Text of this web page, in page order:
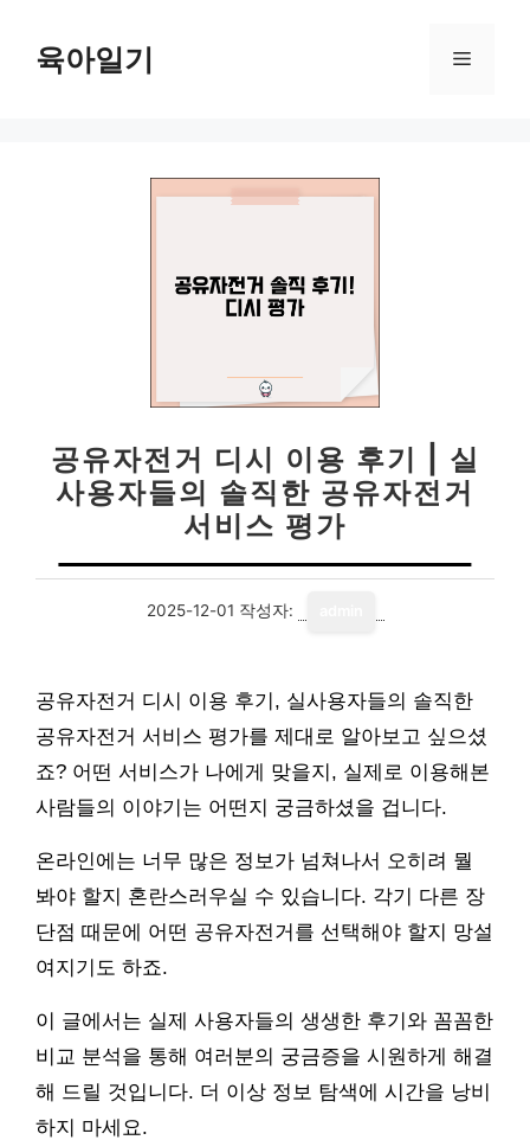
육아일기 메
공유자전거 디시 이용 후기 | 실
사용자들의 솔직한 공유자전거
서비스 평가
2025-12-01 작성자:
공유자전거 디시 이용 후기, 실사용자들의 솔직한
공유자전거 서비스 평가를 제대로 알아보고 싶으셨
죠? 어떤 서비스가 나에게 맞을지, 실제로 이용해본
사람들의 이야기는 어떤지 궁금하셨을 겁니다.
온라인에는 너무 많은 정보가 넘쳐나서 오히려 뭘
봐야 할지 혼란스러우실 수 있습니다. 각기 다른 장
단점 때문에 어떤 공유자전거를 선택해야 할지 망설
여지기도 하죠.
이 글에서는 실제 사용자들의 생생한 후기와 꼼꼼한
비교 분석을 통해 여러분의 궁금증을 시원하게 해결
해 드릴 것입니다. 더 이상 정보 탐색에 시간을 낭비
하지 마세요.